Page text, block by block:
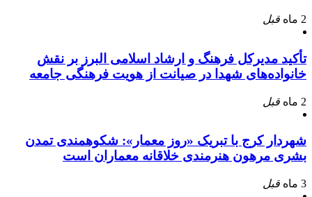
2 ماه قبل
تأکید مدیرکل فرهنگ و ارشاد اسلامی البرز بر نقش
خانواده‌های شهدا در صیانت از هویت فرهنگی جامعه
2 ماه قبل
شهردار کرج با تبریک «روز معمار»: شکوهمندی تمدن
بشری مرهون هنرمندی خلاقانه معماران است
3 ماه قبل